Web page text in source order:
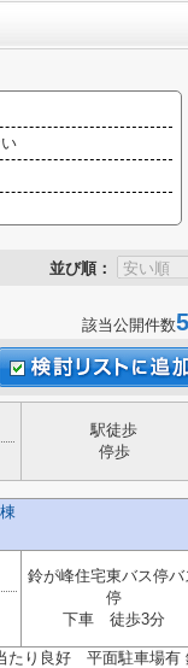
並び順：
該当公開件数5
駅徒歩
停歩
鈴が峰住宅東バス停バ
停
下車 徒歩3分
たり良好 平面駐車場